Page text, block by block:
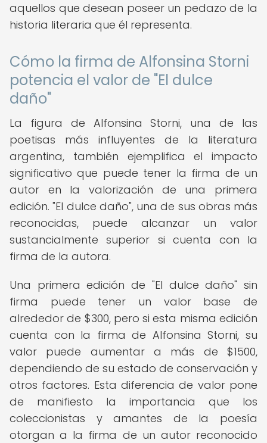
aquellos que desean poseer un pedazo de la
historia literaria que él representa.
Cómo la firma de Alfonsina Storni
potencia el valor de "El dulce
daño"
La figura de Alfonsina Storni, una de las
poetisas más influyentes de la literatura
argentina, también ejemplifica el impacto
significativo que puede tener la firma de un
autor en la valorización de una primera
edición. "El dulce daño", una de sus obras más
reconocidas, puede alcanzar un valor
sustancialmente superior si cuenta con la
firma de la autora.
Una primera edición de "El dulce daño" sin
firma puede tener un valor base de
alrededor de $300, pero si esta misma edición
cuenta con la firma de Alfonsina Storni, su
valor puede aumentar a más de $1500,
dependiendo de su estado de conservación y
otros factores. Esta diferencia de valor pone
de manifiesto la importancia que los
coleccionistas y amantes de la poesía
otorgan a la firma de un autor reconocido